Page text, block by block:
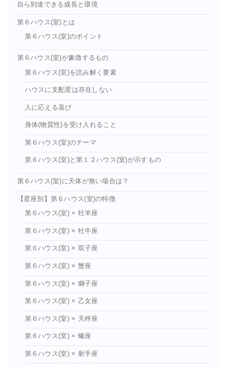
自ら到達できる成長と環境
第６ハウス(室)とは
第６ハウス(室)のポイント
第６ハウス(室)が象徴するもの
第６ハウス(室)を読み解く要素
ハウスに支配星は存在しない
人に応える喜び
身体(物質性)を受け入れること
第６ハウス(室)のテーマ
第６ハウス(室)と第１２ハウス(室)が示すもの
第６ハウス(室)に天体が無い場合は？
【星座別】第６ハウス(室)の特徴
第６ハウス(室) × 牡羊座
第６ハウス(室) × 牡牛座
第６ハウス(室) × 双子座
第６ハウス(室) × 蟹座
第６ハウス(室) × 獅子座
第６ハウス(室) × 乙女座
第６ハウス(室) × 天秤座
第６ハウス(室) × 蠍座
第６ハウス(室) × 射手座